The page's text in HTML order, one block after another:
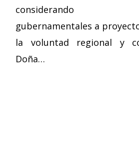
considerando
gubernamentales a
la voluntad regional y
Doña…